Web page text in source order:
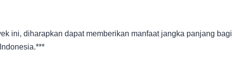
ini, diharapkan dapat memberikan manfaat jangka panjang bagi